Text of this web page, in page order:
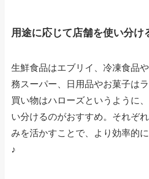
用途に応じて店舗を使い分け
生鮮食品はエブリイ、冷凍食品
務スーパー、日用品やお菓子は
買い物はハローズというように
い分けるのがおすすめ。それぞ
みを活かすことで、より効率的
♪